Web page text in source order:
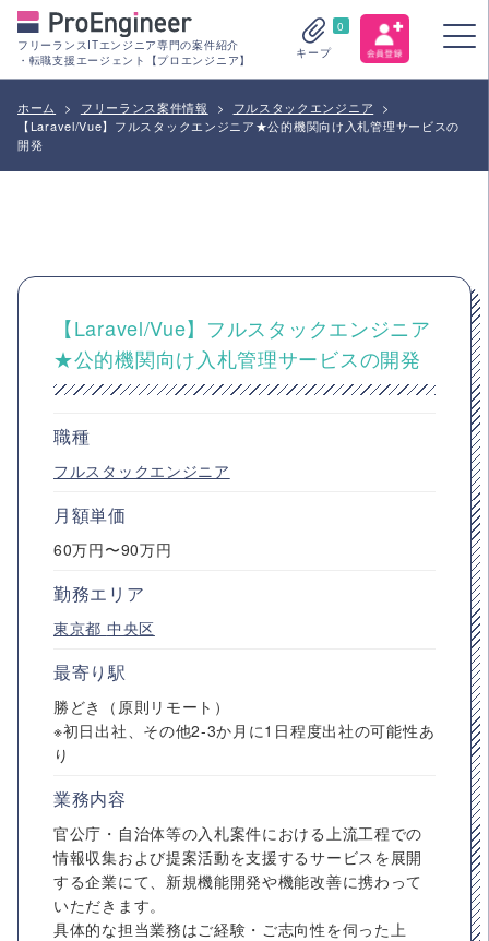
フリーランスITエンジニア専門の案件紹介
・転職支援エージェント【プロエンジニア】
0
キープ
ホーム > フリーランス案件情報 > フルスタックエンジニア
>
【Laravel/Vue】フルスタックエンジニア★公的機関向け入札管理サービスの
開発
【Laravel/Vue】フルスタックエンジニア
★公的機関向け入札管理サービスの開発
職種
フルスタックエンジニア
月額単価
60万円〜90万円
勤務エリア
東京都 中央区
最寄り駅
勝どき（原則リモート）
※初日出社、その他2-3か月に1日程度出社の可能性あ
り
業務内容
官公庁・自治体等の入札案件における上流工程での
情報収集および提案活動を支援するサービスを展開
する企業にて、新規機能開発や機能改善に携わって
いただきます。
具体的な担当業務はご経験・ご志向性を伺った上